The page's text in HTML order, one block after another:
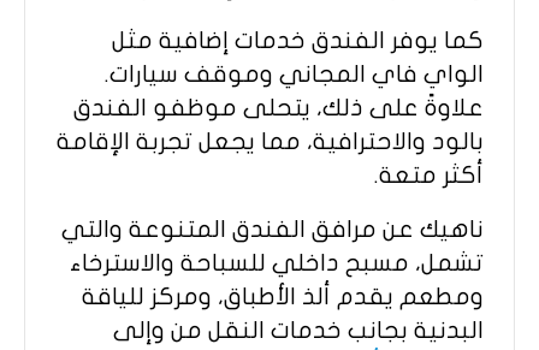
كما يوفر الفندق خدمات إضافية مثل
الواي فاي المجاني وموقف سيارات.
علاوةً على ذلك، يتحلى موظفو الفندق
بالود والاحترافية، مما يجعل تجربة الإقامة
أكثر متعة.
ناهيك عن مرافق الفندق المتنوعة والتي
تشمل، مسبح داخلي للسباحة والاسترخاء
ومطعم يقدم ألذ الأطباق، ومركز للياقة
البدنية بجانب خدمات النقل من وإلى